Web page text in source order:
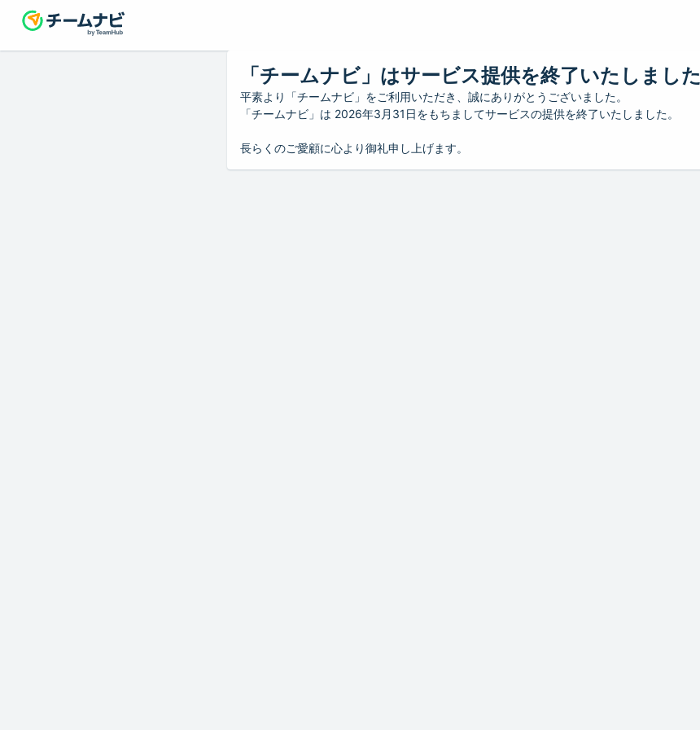
「チームナビ」はサービス提供を終了いたしました
平素より「チームナビ」をご利用いただき、誠にありがとうございました。
「チームナビ」は 2026年3月31日をもちましてサービスの提供を終了いたしました。
長らくのご愛顧に心より御礼申し上げます。